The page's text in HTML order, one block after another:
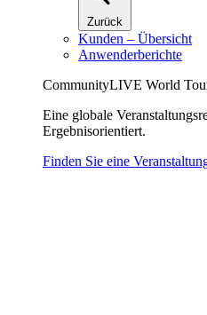
Zurück
Kunden – Übersicht
Anwenderberichte
CommunityLIVE World
Eine globale
Ergebnisorientiert.
Finden Sie eine